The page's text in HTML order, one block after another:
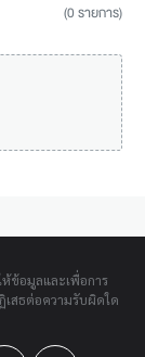
(0 รายการ)
ข้อมูลและเพื่อการ
สธต่อความรับผิดใด